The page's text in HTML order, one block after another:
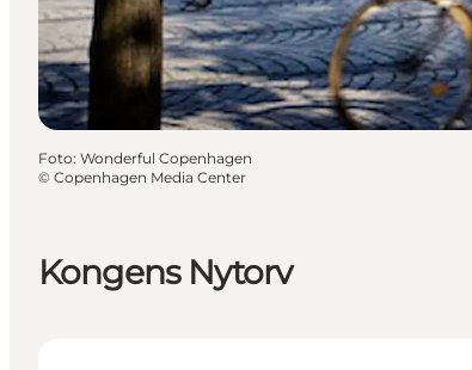
Kongens Nytorv
Foto: Wonderful Copenhagen
© Copenhagen Media Center